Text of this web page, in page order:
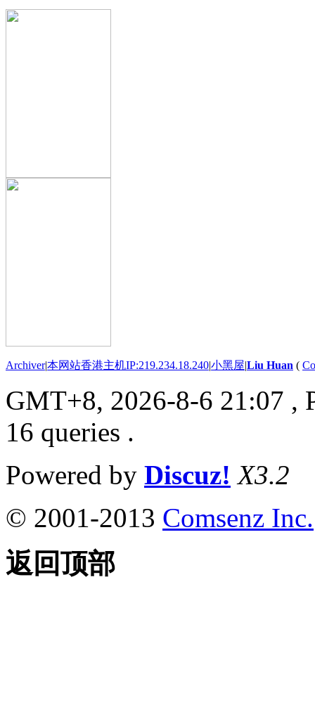
Archiver|本网站香港主机IP:219.234.18.240|小黑屋|Liu Huan (
GMT+8, 2026-8-6 21:07 ,
16 queries .
Powered by Discuz! X3.2
© 2001-2013 Comsenz Inc.
返回顶部